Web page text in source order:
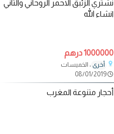
نشتري الزئبق الاحمر الروحاني والثاني
انشاء الله
1000000 درهم
أخرى ، الخميسات
08/01/2019
أحجار متنوعة المغرب